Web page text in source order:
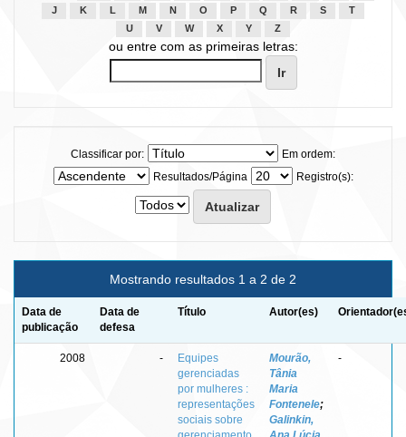
J
K L M N O P Q R S
T
U
V W X Y Z
ou entre com as primeiras letras:
Classificar por:
Em ordem:
Resultados/Página
Registro(s):
Mostrando resultados 1 a 2 de 2
Data de
publicação
Data de
defesa
Título Autor(es)
2008 -
Equipes
gerenciadas
por mulheres :
representações
sociais sobre
Mourão,
Tânia
Maria
Fontenele;
Galinkin,
-